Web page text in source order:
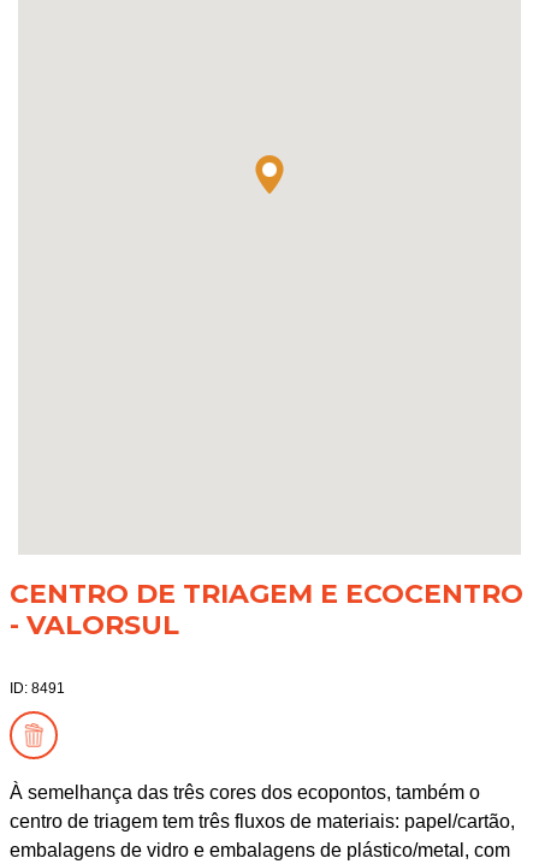
CENTRO DE TRIAGEM E ECOCENTRO
- VALORSUL
ID: 8491
À semelhança das três cores dos ecopontos, também o
centro de triagem tem três fluxos de materiais: papel/cartão,
embalagens de vidro e embalagens de plástico/metal, com